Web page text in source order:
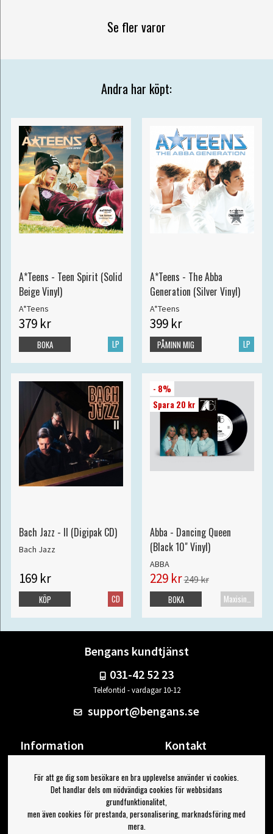
Se fler varor
Andra har köpt:
A*Teens - Teen Spirit (Solid
Beige Vinyl)
A*Teens
379 kr
LP
BOKA
A*Teens - The Abba
Generation (Silver Vinyl)
A*Teens
399 kr
LP
PÅMINN MIG
Bach Jazz - II (Digipak CD)
Bach Jazz
169 kr
CD
KÖP
- 8%
Spara 20 kr
Abba - Dancing Queen
(Black 10" Vinyl)
ABBA
229 kr249 kr
Maxisingel
BOKA
Bengans kundtjänst
031-42 52 23
Telefontid - vardagar 10-12
support@bengans.se
Information
Om Bengans
FAQ / Köp- & Leveransvillkor
Kontakt
Din sida
Logga ut
Jag vill ha tips från Bengans
För att ge dig som besökare en bra upplevelse använder vi cookies.
Det handlar dels om nödvändiga cookies för webbsidans
grundfunktionalitet,
men även cookies för prestanda, personalisering, marknadsföring med
mera.